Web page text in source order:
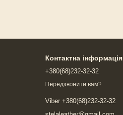
Контактна інформація
+380(68)232-32-32
Передзвонити вам?
Viber +380(68)232-32-32